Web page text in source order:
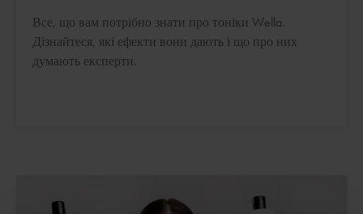
Все, що вам потрібно знати про тоніки Wella.
Дізнайтеся, які ефекти вони дають і що про них
думають експерти.